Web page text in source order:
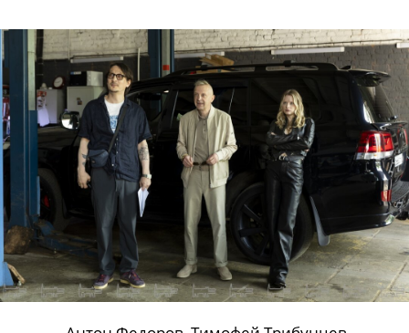
Тимофей Трибунцев, Лев Зулькарнаев